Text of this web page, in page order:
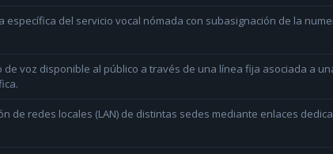
específica del servicio vocal nómada con subasignación de la
de voz disponible al público a través de una línea fija asociada a
de redes locales (LAN) de distintas sedes mediante enlaces